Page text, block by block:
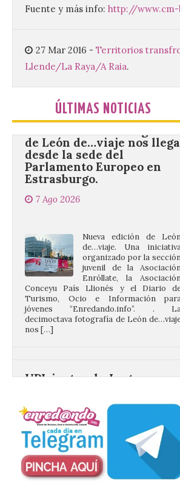
Fuente y más info: http://www.cm-
27 Mar 2016 - Territorios
Llende/La Raya/A Raia.
ÚLTIMAS NOTICIAS
Gradefes. Una
imprescindible para disfrutar de los
Ayuntamiento de Gradefes,
La decimoctava fotografía
de León de…viaje nos llega
Parlamento Europeo en
Estrasburgo.
7 Ago 2026
organizado por la sección
juvenil de la Asociación
Enróllate, la Asociación
Conceyu País Llionés y el Diario de
Turismo, Ocio e Información para
jóvenes “Enredando.info”. .
decimoctava fotografía de León de…viaje
nos […]
castillo del Asmesnal, un
7 Ago 2026
Un Bien de Interés
Cultural abandonado
desde 1949. Los
procuradores leonesistas